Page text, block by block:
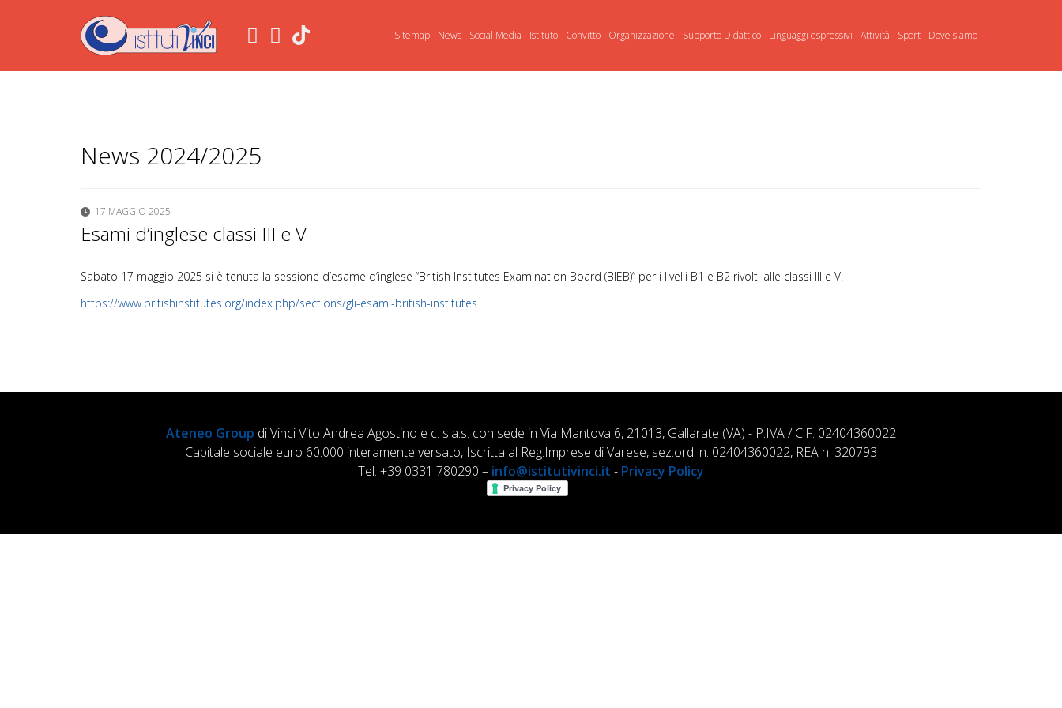
Sitemap News Social Media Istituto Convitto Organizzazione Supporto Didattico Linguaggi espressivi Attività Sport Dove siamo
.
News 2024/2025
17 MAGGIO 2025
Esami d’inglese classi III e V
Sabato 17 maggio 2025 si è tenuta la sessione d’esame d’inglese “British Institutes Examination Board (BIEB)” per i livelli B1 e B2 rivolti alle classi III e V.
https://www.britishinstitutes.org/index.php/sections/gli-esami-british-institutes
Ateneo Group di Vinci Vito Andrea Agostino e c. s.a.s. con sede in Via Mantova 6, 21013, Gallarate (VA) - P.IVA / C.F. 02404360022
Capitale sociale euro 60.000 interamente versato, Iscritta al Reg.Imprese di Varese, sez.ord. n. 02404360022, REA n. 320793
Tel. +39 0331 780290 – info@istitutivinci.it - Privacy Policy